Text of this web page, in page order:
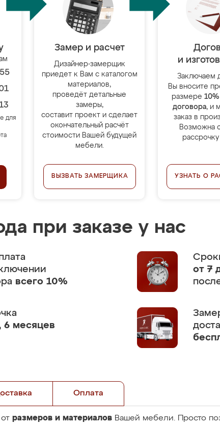
для
Замер и расчет
Дизайнер-замерщик
приедет к Вам с каталогом
материалов,
проведёт детальные
замеры,
составит проект и сделает
окончательный расчёт
стоимости Вашей будущей
мебели.
ВЫЗВАТЬ ЗАМЕРЩИКА
и
Заключаем
Вы вносите
размере
договора, и
заказ в
Возможна
УЗНАТЬ О
при заказе у нас
всего 10%
от 7
6 месяцев
Оплата
размеров и материалов Вашей мебели. Просто